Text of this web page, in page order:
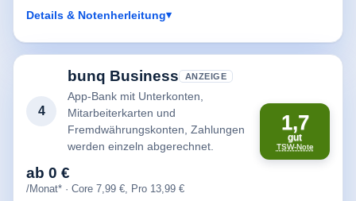
Details & Notenherleitung
4
bunq Business ANZEIGE
App-Bank mit Unterkonten,
Mitarbeiterkarten und
Fremdwährungskonten, Zahlungen
werden einzeln abgerechnet.
1,7
gut
TSW-Note
ab 0 €
/Monat* · Core 7,99 €, Pro 13,99 €